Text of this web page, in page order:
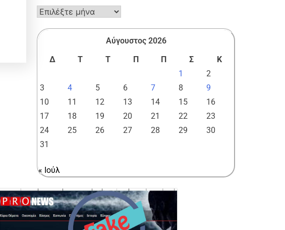
Αύγουστος 2026
Δ
Τ Τ Π Π Σ
Κ
1
2
3
4 5 6 7 8
9
10
11 12 13 14 15
16
17
18 19 20 21 22
23
24
25 26 27 28 29
30
31
« Ιούλ